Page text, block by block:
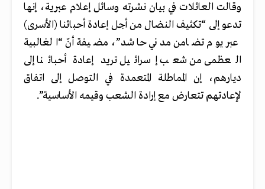
وقالت العائلات في بيان نشرته وسائل إعلام عبرية، إنها
تدعو إلى “تكثيف النضال من أجل إعادة أحبائنا (الأسرى)
عبر يوم تضامن مدني حاشد”، مضيفة أنّ “الغالبية
العظمى من شعب إسرائيل تريد إعادة أحبائنا إلى
ديارهم، إن المماطلة المتعمدة في التوصل إلى اتفاق
لإعادتهم تتعارض مع إرادة الشعب وقيمه الأساسية”.